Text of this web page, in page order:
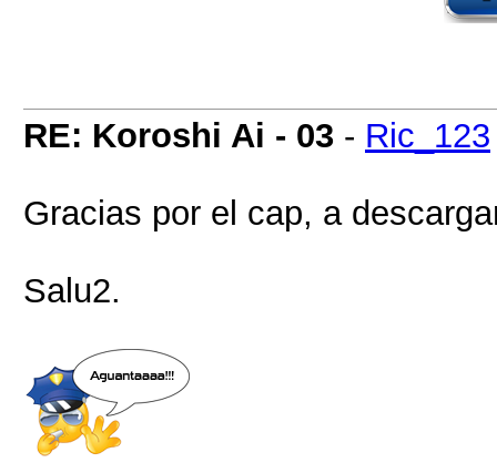
RE: Koroshi Ai - 03 - Ric_123
Gracias por el cap, a
Salu2.